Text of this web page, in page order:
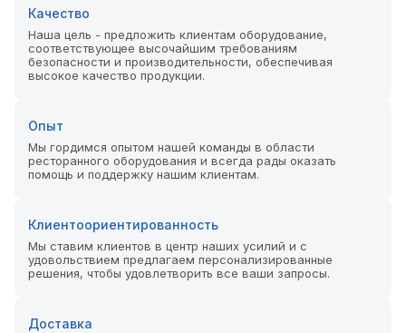
Качество
Наша цель - предложить клиентам оборудование,
соответствующее высочайшим требованиям
безопасности и производительности, обеспечивая
высокое качество продукции.
Опыт
Мы гордимся опытом нашей команды в области
ресторанного оборудования и всегда рады оказать
помощь и поддержку нашим клиентам.
Клиентоориентированность
Мы ставим клиентов в центр наших усилий и с
удовольствием предлагаем персонализированные
решения, чтобы удовлетворить все ваши запросы.
Доставка